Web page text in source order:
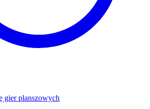
gier planszowych